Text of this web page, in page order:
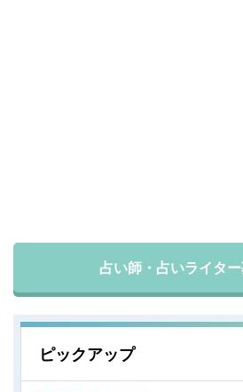
占い師・占いライター
ピックアップ